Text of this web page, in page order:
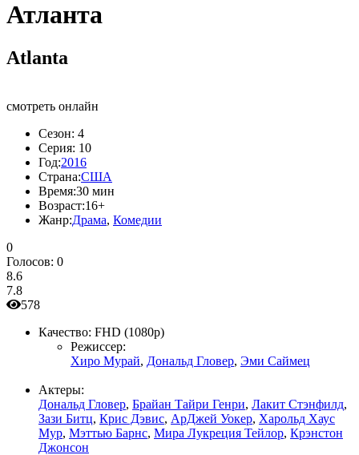
Атланта
Atlanta
смотреть онлайн
Сезон: 4
Серия: 10
Год:2016
Страна:США
Время:30 мин
Возраст:16+
Жанр:Драма, Комедии
0
Голосов: 0
8.6
7.8
578
Качество: FHD (1080p)
Режиссер:
Хиро Мурай, Дональд Гловер, Эми Саймец
Актеры:
Дональд Гловер, Брайан Тайри Генри, Лакит Стэнфилд,
Зази Битц, Крис Дэвис, АрДжей Уокер, Харольд Хаус
Мур, Мэттью Барнс, Мира Лукреция Тейлор, Крэнстон
Джонсон